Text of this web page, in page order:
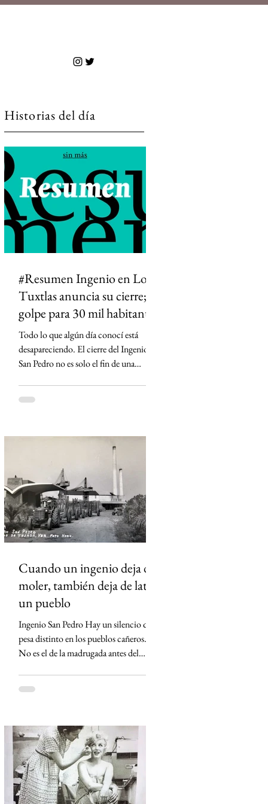
Historias del día
#Resumen Ingenio en Los
Tuxtlas anuncia su cierre;
golpe para 30 mil habitantes
Todo lo que algún día conocí está
desapareciendo. El cierre del Ingenio
San Pedro no es solo el fin de una
la caña y que hoy enfrenta la
Tuxtlas, la memoria, el verde que aún
habita los recuerdos y el papel que los
ingenios han tenido en la construcción
de México.
https://www.sinmas.org/post/ingenio-
san-pedro-tuxtlas Sheinbaum no asistirá
a toma de protesta de D
Cuando un ingenio deja de
moler, también deja de latir
un pueblo
Ingenio San Pedro Hay un silencio que
pesa distinto en los pueblos cañeros.
No es el de la madrugada antes del
que queda cuando un ingenio apaga sus
en Lerdo de Tejada, Veracruz. El
Ingenio San Pedro, durante décadas el
corazón económico de Los Tuxtlas,
anunció su cierre definitivo al declararse
económicamente inviable. Detrás de esa
frase empresarial hay una realida